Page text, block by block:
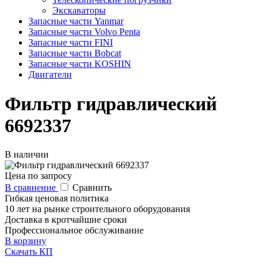
Экскаваторы
Запасные части Yanmar
Запасные части Volvo Penta
Запасные части FINI
Запасные части Bobcat
Запасные части KOSHIN
Двигатели
Фильтр гидравлический
6692337
В наличии
Цена по запросу
В сравнение
Сравнить
Гибкая ценовая политика
10 лет на рынке строительного оборудования
Доставка в кротчайшие сроки
Профессиональное обслуживание
В корзину
Скачать КП